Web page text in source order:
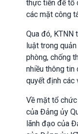
thực tiễn để tổ
các mặt công
Qua đó,
luật trong
phòng, chống
nhiều thông tin
quyết định các
Về mặt tổ
của Đảng ủy
lãnh đạo của